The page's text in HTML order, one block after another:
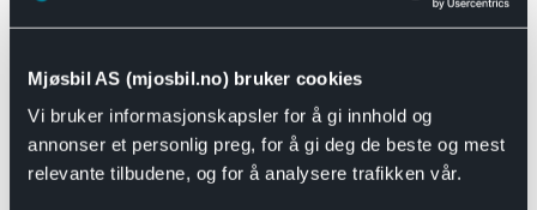
Mjøsbil AS (mjosbil.no) bruker cookies
Vi bruker informasjonskapsler for å gi innhold og
annonser et personlig preg, for å gi deg de beste og mest
relevante tilbudene, og for å analysere trafikken vår.
Motor og drivverk
Se alle Universal
Bremsedeler
Se alle Bremsedeler
Bremsenippler
Drivline og motor
Se alle Drivline og motor